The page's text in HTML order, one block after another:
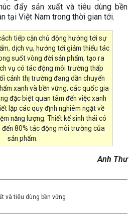
đẩy sản xuất và tiêu dùng bền
tại Việt Nam trong thời gian tới.
tiếp cận chủ động hướng tới sự
dịch vụ, hướng tới giảm thiểu tác
suốt vòng đời sản phẩm, tạo ra
vụ có tác động môi trường thấp
cảnh thị trường đang dần chuyển
xanh và bền vững, các quốc gia
đặc biệt quan tâm đến việc xanh
lập các quy định nghiêm ngặt về
năng lượng. Thiết kế sinh thái có
đến 80% tác động môi trường của
sản phẩm.
Anh Thư
và tiêu dùng bền vững